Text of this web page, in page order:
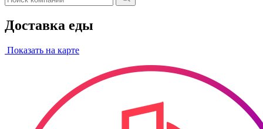
Доставка еды
Показать на карте